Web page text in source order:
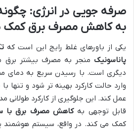
صرفه جویی در انرژی:
به کاهش مصرف برق کمک
یکی از باورهای غلط رایج این است که
پاناسونیک منجر به مصرف بیشتر برق
دیگری است. با رسیدن سریع به دمای
وارد حالت کارکرد بهینه تر شود و تنها
عمل کند. این جلوگیری از کارکرد طولانی
قابل توجهی بهکاهش مصرف برق با
کمک می کند. در واقع، سیستم هوشمند